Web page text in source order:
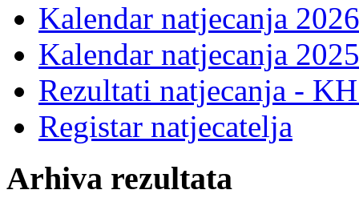
Kalendar natjecanja
Kalendar natjecanja
Rezultati natjecanja -
Registar natjecatelja
Arhiva rezultata